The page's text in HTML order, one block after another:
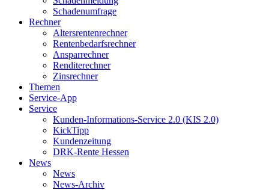
Schadenumfrage
Rechner
Altersrentenrechner
Rentenbedarfsrechner
Ansparrechner
Renditerechner
Zinsrechner
Themen
Service-App
Service
Kunden-Informations-Service 2.0 (KIS 2.0)
KickTipp
Kundenzeitung
DRK-Rente Hessen
News
News
News-Archiv